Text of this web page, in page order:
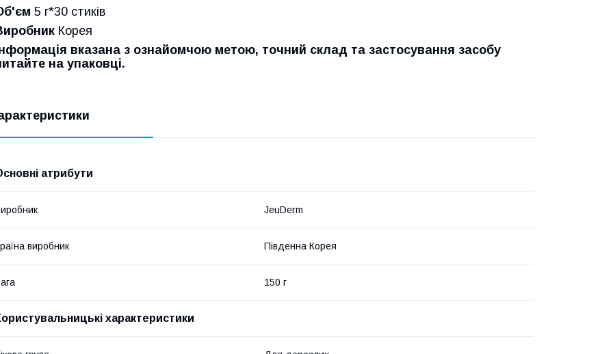
5 г*30 стиків
Корея
вказана з ознайомчою метою, точний склад та застосування засобу
на упаковці.
атрибути
JeuDerm
виробник Південна Корея
150 г
характеристики